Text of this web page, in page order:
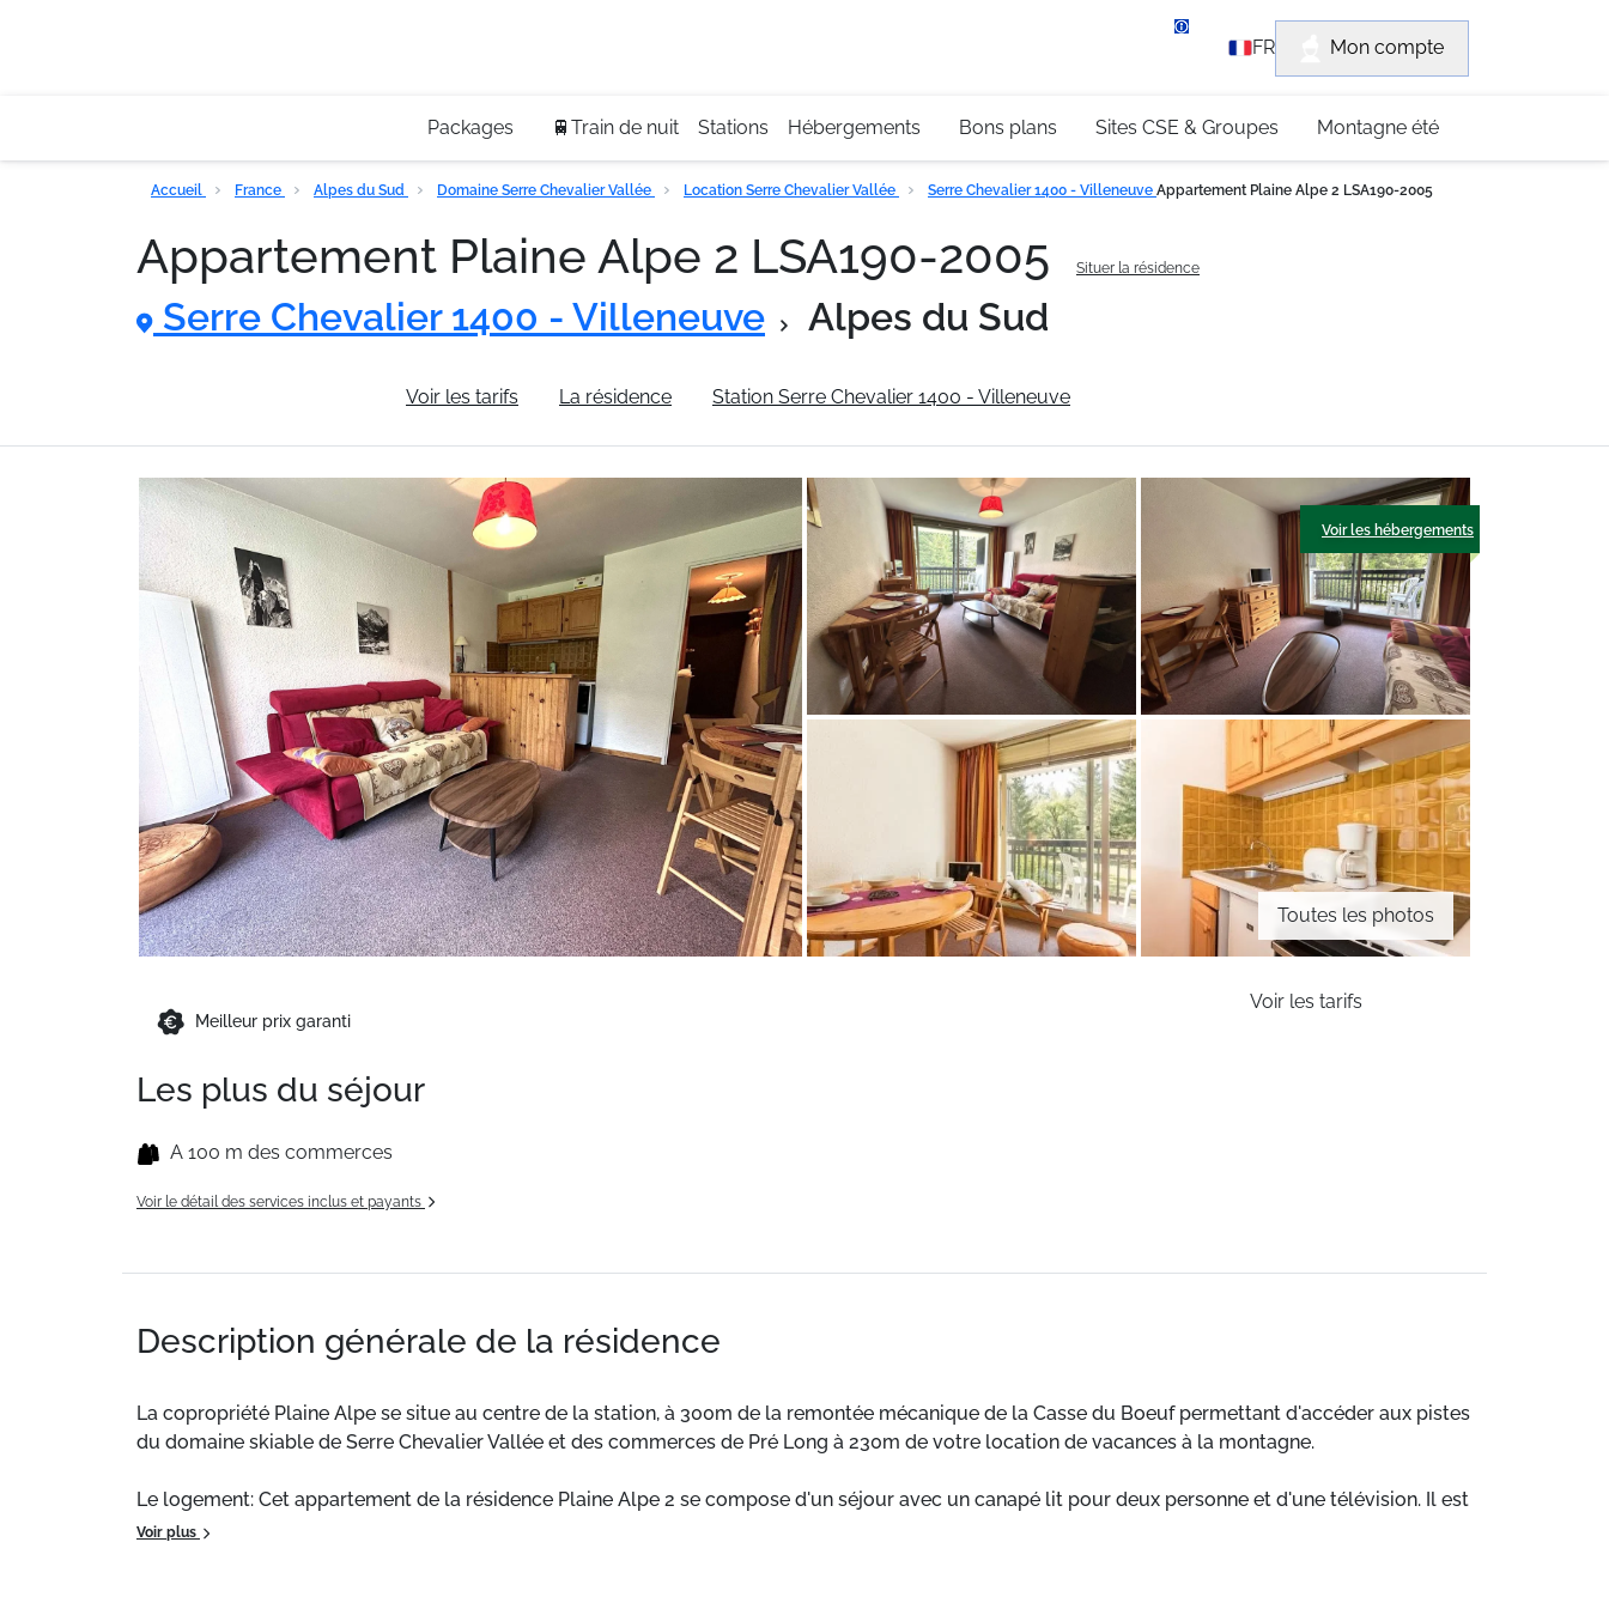
+33 (0)4 79 96 30 69
FR Mon compte
Packages 🚆Train de nuit Stations Hébergements Bons plans Sites CSE & Groupes Montagne été
Accueil France Alpes du Sud Domaine Serre Chevalier Vallée Location Serre Chevalier Vallée Serre Chevalier 1400 - Villeneuve Appartement Plaine Alpe 2 LSA190-2005
Appartement Plaine Alpe 2 LSA190-2005 Situer la résidence
Serre Chevalier 1400 - Villeneuve Alpes du Sud
Voir les tarifs La résidence Station Serre Chevalier 1400 - Villeneuve
Toutes les photos
Voir les hébergements
Meilleur prix garanti
Voir les tarifs
Les plus du séjour
A 100 m des commerces
Voir le détail des services inclus et payants
Description générale de la résidence
La copropriété Plaine Alpe se situe au centre de la station, à 300m de la remontée mécanique de la Casse du Boeuf permettant d'accéder aux pistes
du domaine skiable de Serre Chevalier Vallée et des commerces de Pré Long à 230m de votre location de vacances à la montagne.
Le logement: Cet appartement de la résidence Plaine Alpe 2 se compose d'un séjour avec un canapé lit pour deux personne et d'une télévision. Il est
ouvert sur un balcon et un coin cuisine entièrement équipé de deux plaques vitrocéramiques, d'un micro-ondes... Des lits superposés sont installés
Voir plus